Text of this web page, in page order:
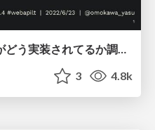
Web API連携でCSRF対策がどう実装されてるか調べた / how to implements csrf-detection on Web API
3 4.8k